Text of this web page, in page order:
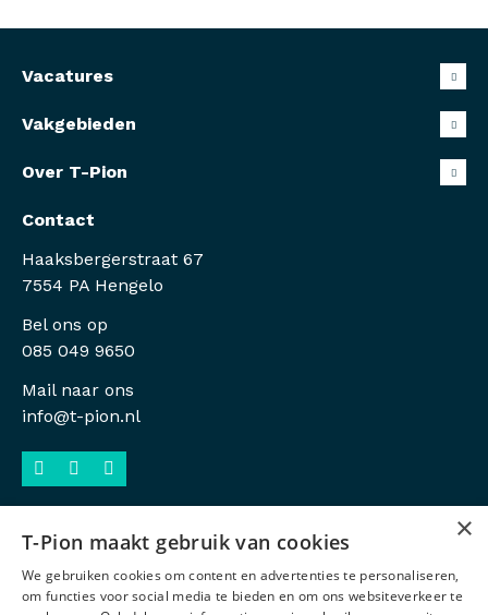
Vacatures
Vakgebieden
Over T-Pion
Contact
Haaksbergerstraat 67
7554 PA Hengelo
Bel ons op
085 049 9650
Mail naar ons
info@t-pion.nl
Sitemap
Privacy
×
T-Pion maakt gebruik van cookies
We gebruiken cookies om content en advertenties te personaliseren,
om functies voor social media te bieden en om ons websiteverkeer te